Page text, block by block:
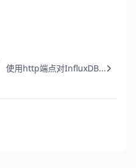
使用http端点对InfluxDB...